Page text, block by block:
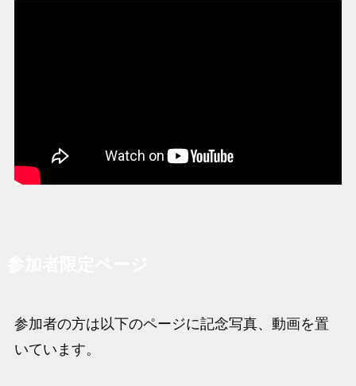
参加者の方は以下のページに記念写真、動画を置
いています。